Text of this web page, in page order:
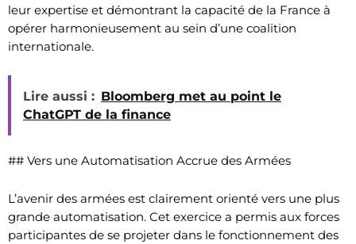
leur expertise et démontrant la capacité de la France à
opérer harmonieusement au sein d’une coalition
internationale.
Lire aussi : Bloomberg met au point le
ChatGPT de la finance
## Vers une Automatisation Accrue des Armées
L’avenir des armées est clairement orienté vers une plus
grande automatisation. Cet exercice a permis aux forces
participantes de se projeter dans le fonctionnement des